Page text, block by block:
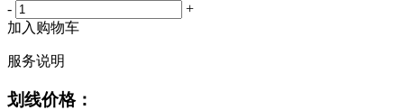
-
+
加入购物车
服务说明
划线价格：